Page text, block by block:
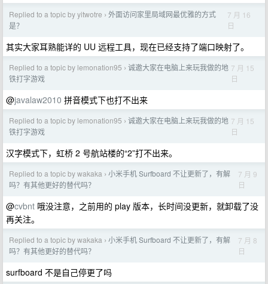
Replied to a topic by yitwotre › 外面访问家里局域网最优雅的方式
是？
7 月 16
日
其实大家耳熟能详的 UU 远程工具，现在已经支持了端口映射了。
Replied to a topic by lemonation95 › 诚邀大家在电脑上来玩我做的地
铁打字游戏
7 月 15
日
@javalaw2010 拼音模式下也打不出来
Replied to a topic by lemonation95 › 诚邀大家在电脑上来玩我做的地
铁打字游戏
7 月 15
日
汉字模式下，虹桥 2 号航站楼的“2”打不出来。
Replied to a topic by wakaka › 小米手机 Surfboard 不让更新了，有解
吗？有其他更好的替代吗？
7 月 9
日
@cvbnt 哦没注意，之前用的 play 版本，长时间没更新，就卸载了没
再关注。
Replied to a topic by wakaka › 小米手机 Surfboard 不让更新了，有解
吗？有其他更好的替代吗？
7 月 8
日
surfboard 不是自己停更了吗